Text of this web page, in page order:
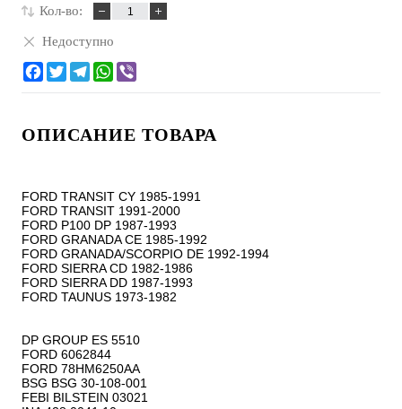
Кол-во:
Недоступно
ОПИСАНИЕ ТОВАРА
FORD TRANSIT CY 1985-1991
FORD TRANSIT 1991-2000
FORD P100 DP 1987-1993
FORD GRANADA CE 1985-1992
FORD GRANADA/SCORPIO DE 1992-1994
FORD SIERRA CD 1982-1986
FORD SIERRA DD 1987-1993
FORD TAUNUS 1973-1982
DP GROUP ES 5510
FORD 6062844
FORD 78HM6250AA
BSG BSG 30-108-001
FEBI BILSTEIN 03021